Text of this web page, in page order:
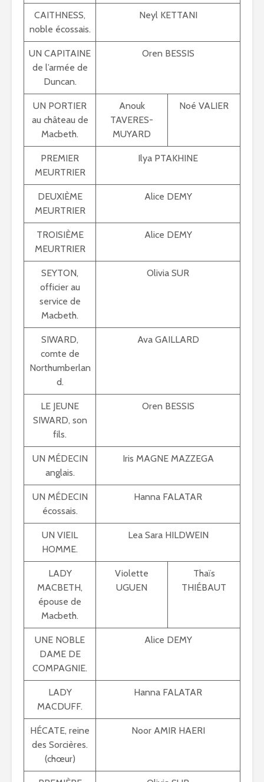
CAITHNESS,
noble écossais.
Neyl KETTANI
UN CAPITAINE
de l’armée de
Duncan.
Oren BESSIS
UN PORTIER
au château de
Macbeth.
Anouk
TAVERES-
MUYARD
Noé VALIER
PREMIER
MEURTRIER
Ilya PTAKHINE
DEUXIÈME
MEURTRIER
Alice DEMY
TROISIÈME
MEURTRIER
Alice DEMY
SEYTON,
officier au
service de
Macbeth.
Olivia SUR
SIWARD,
comte de
Northumberlan
d.
Ava GAILLARD
LE JEUNE
SIWARD, son
fils.
Oren BESSIS
UN MÉDECIN
anglais.
Iris MAGNE MAZZEGA
UN MÉDECIN
écossais.
Hanna FALATAR
UN VIEIL
HOMME.
Lea Sara HILDWEIN
LADY
MACBETH,
épouse de
Macbeth.
Violette
UGUEN
Thaïs
THIÉBAUT
UNE NOBLE
DAME DE
COMPAGNIE.
Alice DEMY
LADY
MACDUFF.
Hanna FALATAR
HÉCATE, reine
des Sorcières.
(chœur)
Noor AMIR HAERI